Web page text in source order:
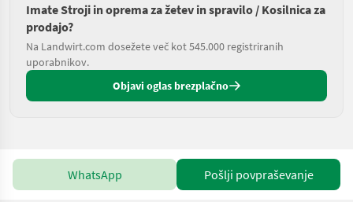
Imate Stroji in oprema za žetev in spravilo / Kosilnica za
prodajo?
Na Landwirt.com dosežete več kot 545.000 registriranih
uporabnikov.
Objavi oglas brezplačno
WhatsApp Pošlji povpraševanje